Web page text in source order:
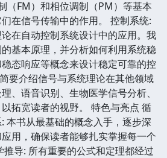
（FM）和相位调制（PM）等基本
在信号传输中的作用。 控制系统:
在自动控制系统设计中的应用。我
基本原理，并分析如何利用系统稳
态响应等概念来设计稳定可靠的控
要介绍信号与系统理论在其他领域
、语音识别、生物医学信号分析、
拓宽读者的视野。 特色与亮点 循
本书从最基础的概念入手，逐步深
用，确保读者能够扎实掌握每一个
导: 所有重要的公式和定理都经过